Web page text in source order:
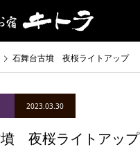
石舞台古墳 夜桜ライトアップ
2023.03.30
夜桜ライトアップ